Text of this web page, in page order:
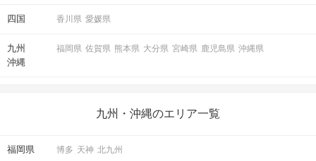
四国 香川県 愛媛県
九州
沖縄
福岡県 佐賀県 熊本県 大分県 宮崎県 鹿児島県 沖縄県
九州・沖縄のエリア一覧
福岡県 博多 天神 北九州